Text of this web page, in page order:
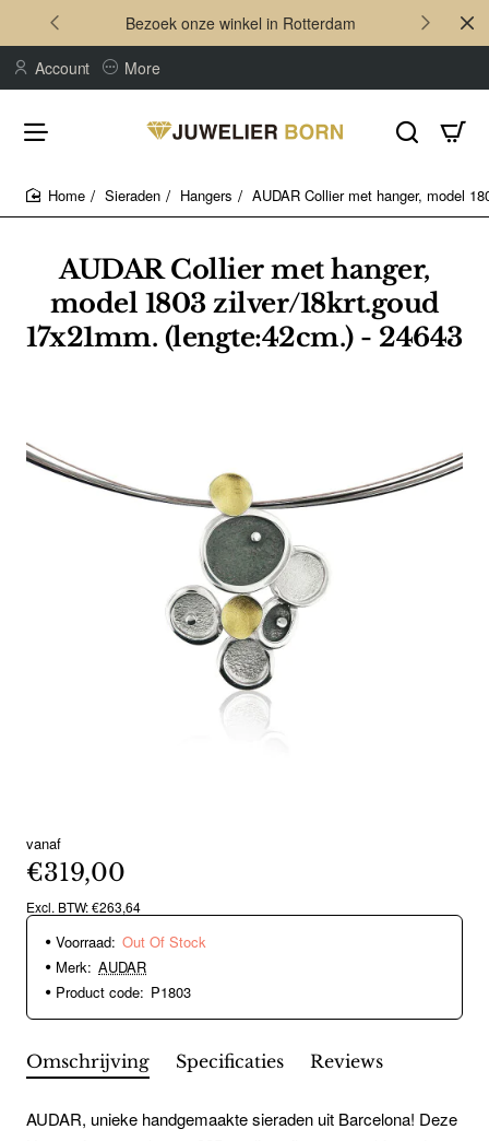
Bezoek onze winkel in Rotterdam
Account More
AUDAR Collier met hanger,
model 1803 zilver/18krt.goud
17x21mm. (lengte:42cm.) - 24643
Sieraden Hangers AUDAR Collier met hanger, model
Out Of Stock
vanaf
€319,00
Excl. BTW: €263,64
Voorraad: Out Of Stock
Merk: AUDAR
Product code: P1803
Omschrijving Specificaties Reviews
AUDAR, unieke handgemaakte sieraden uit Barcelona! Deze